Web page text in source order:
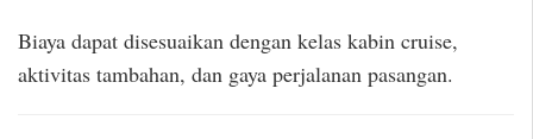
Biaya dapat disesuaikan dengan kelas kabin cruise,
aktivitas tambahan, dan gaya perjalanan pasangan.